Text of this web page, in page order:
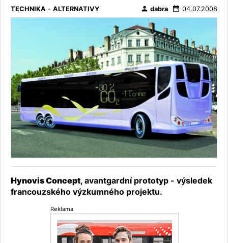
TECHNIKA - ALTERNATIVY person dabra date_range 04.07.2008
Hynovis Concept, avantgardní prototyp - výsledek
francouzského výzkumného projektu.
Reklama